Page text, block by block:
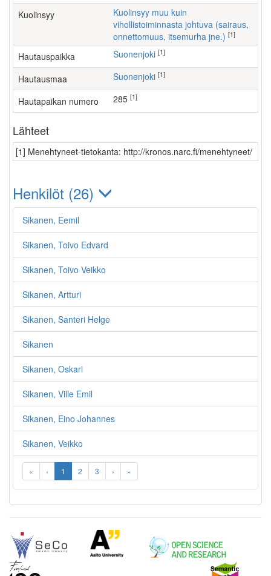
Kuolinsyy
Kuolinsyy muu kuin
vihollistoiminnasta johtuva (sairaus,
onnettomuus, itsemurha jne.) [1]
Hautauspaikka Suonenjoki [1]
Hautausmaa Suonenjoki [1]
Hautapaikan numero 285 [1]
Lähteet
[1] Menehtyneet-tietokanta: http://kronos.narc.fi/menehtyneet/
Henkilöt (26)
Sikanen, Eemil
Sikanen, Toivo Edvard
Sikanen, Toivo Veikko
Sikanen, Artturi
Sikanen, Santeri Helge
Sikanen
Sikanen, Oskari
Sikanen, Ville Emil
Sikanen, Eino Johannes
Sikanen, Veikko
« ‹ 1 2 3 › »